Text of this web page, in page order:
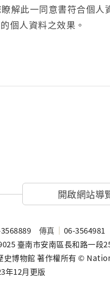
解此一同意書符合個
個人資料之效果。
開啟網站導
傳真
06-3564981
臺南市安南區長和路一段
史博物館 著作權所有 ©
年12月更版